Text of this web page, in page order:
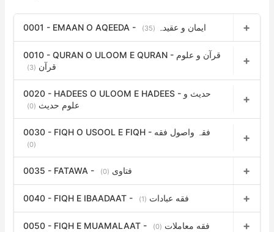
h
:
0001 - EMAAN O AQEEDA - ایمان و عقیدہ (35)
0010 - QURAN O ULOOM E QURAN - قرآن و علوم
قرآن (3)
0020 - HADEES O ULOOM E HADEES - حدیث و
علوم حدیث (0)
0030 - FIQH O USOOL E FIQH - فقہ واصول فقه
(0)
0035 - FATAWA - فتاوی (0)
0040 - FIQH E IBAADAAT - فقه عبادات (1)
0050 - FIQH E MUAMALAAT - فقه معاملات (0)